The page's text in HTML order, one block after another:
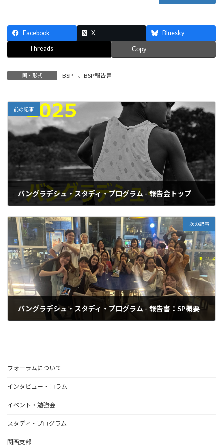
Facebook X Bluesky
Threads Copy
国・形式 BSP 、 BSP報告書
前の記事
バングラデシュ・スタディ・プログラム - 報告会トップ
次の記事
バングラデシュ・スタディ・プログラム - 報告書：SP概要
フォーラムについて
インタビュー・コラム
イベント・勉強会
スタディ・プログラム
関西支部